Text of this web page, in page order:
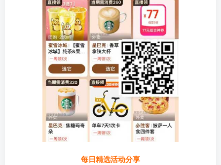
每日精选活动分享